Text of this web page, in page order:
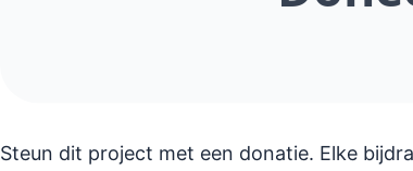
Steun dit project met een donatie. Elke